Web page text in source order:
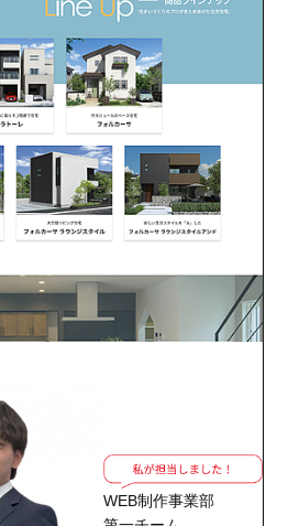
WEB制作事業部